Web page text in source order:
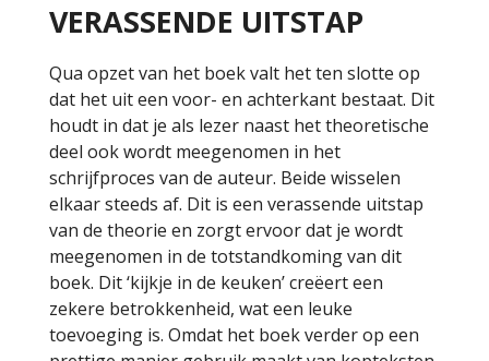
VERASSENDE UITSTAP
Qua opzet van het boek valt het ten slotte op
dat het uit een voor- en achterkant bestaat. Dit
houdt in dat je als lezer naast het theoretische
deel ook wordt meegenomen in het
schrijfproces van de auteur. Beide wisselen
elkaar steeds af. Dit is een verassende uitstap
van de theorie en zorgt ervoor dat je wordt
meegenomen in de totstandkoming van dit
boek. Dit ‘kijkje in de keuken’ creëert een
zekere betrokkenheid, wat een leuke
toevoeging is. Omdat het boek verder op een